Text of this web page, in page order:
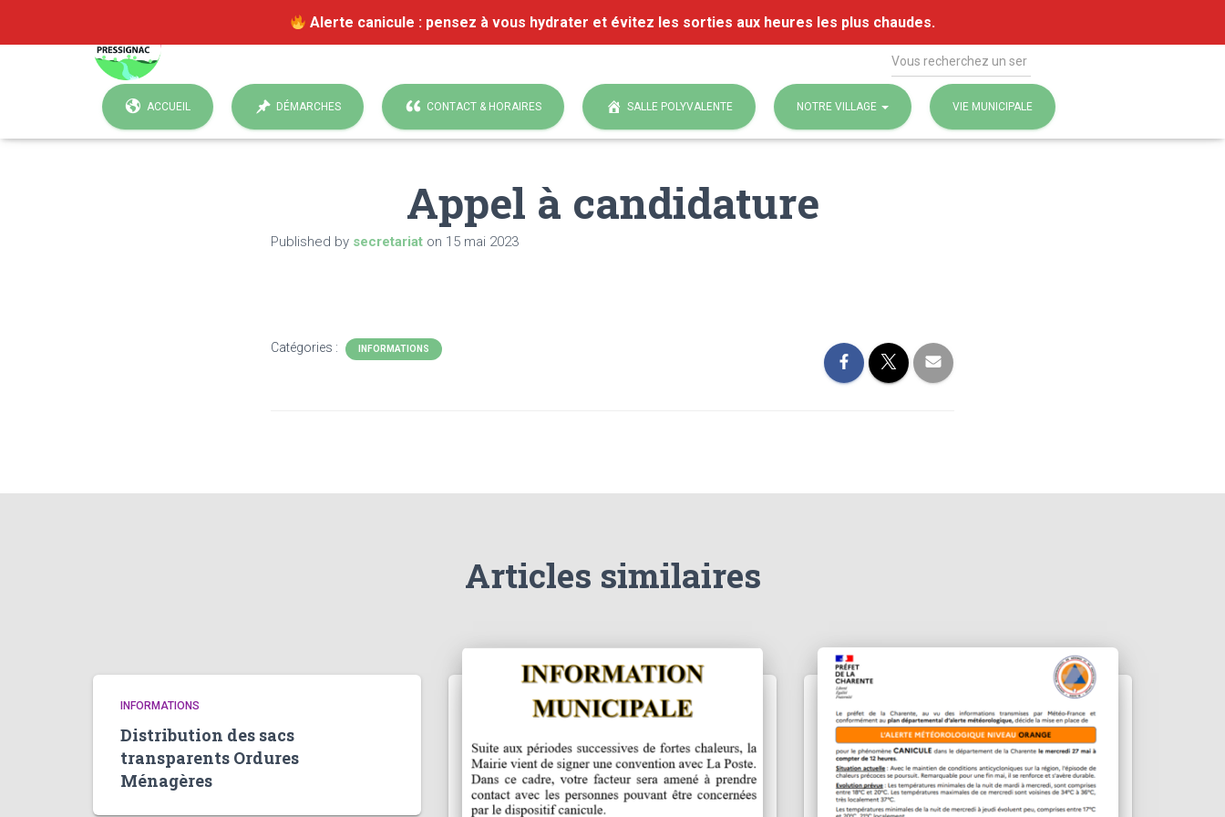
Alerte canicule : pensez à vous hydrater et évitez les sorties aux heures les plus chaudes.
Rechercher
ACCUEIL DÉMARCHES CONTACT & HORAIRES SALLE POLYVALENTE NOTRE VILLAGE VIE MUNICIPALE
Appel à candidature
Published by secretariat on 15 mai 2023
Catégories : INFORMATIONS
Articles similaires
INFORMATIONS
Distribution des sacs
transparents Ordures
Ménagères